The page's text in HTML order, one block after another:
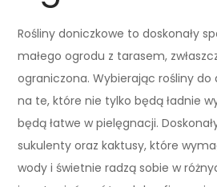
Rośliny doniczkowe to doskonały
małego ogrodu z tarasem,
ograniczona. Wybierając rośliny
na te, które nie tylko będą ładnie
będą łatwe w pielęgnacji.
sukulenty oraz kaktusy, które
wody i świetnie radzą sobie w